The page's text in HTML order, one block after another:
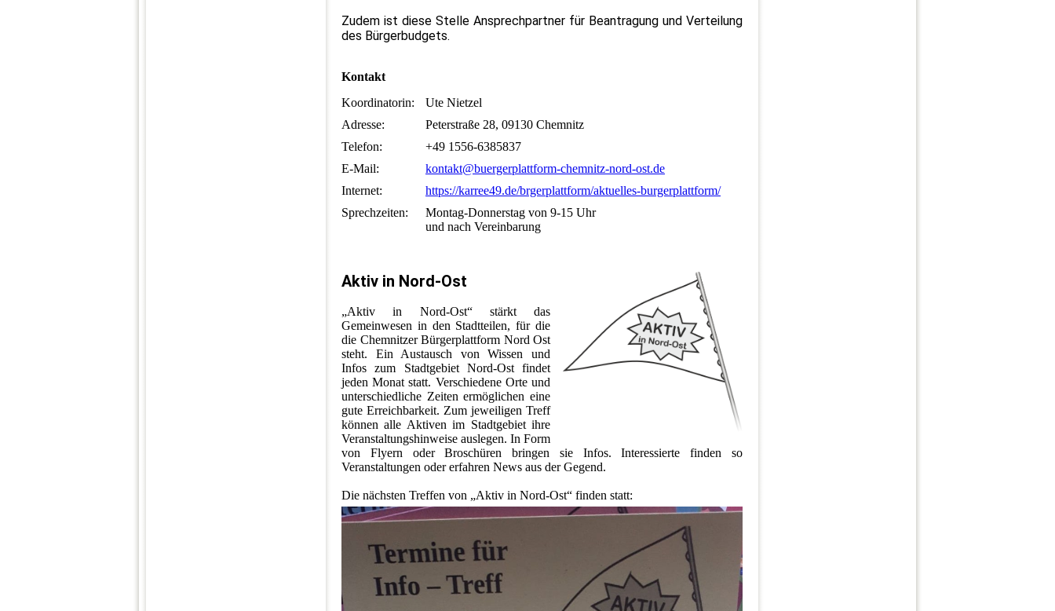
Zudem ist diese Stelle Ansprechpartner für Beantragung und Verteilung
des Bürgerbudgets.
Kontakt
Koordinatorin:
Ute Nietzel
Adresse:
Peterstraße 28, 09130 Chemnitz
Telefon:
+49 1556-6385837
E-Mail:
kontakt@buergerplattform-chemnitz-nord-ost.de
Internet:
https://karree49.de/brgerplattform/aktuelles-burgerplattform/
Sprechzeiten:
Montag-Donnerstag von 9-15 Uhr
und nach Vereinbarung
Aktiv in Nord-Ost
„Aktiv in Nord-Ost“ stärkt das
Gemeinwesen in den Stadtteilen, für die
die Chemnitzer Bürgerplattform Nord Ost
steht. Ein Austausch von Wissen und
Infos zum Stadtgebiet Nord-Ost findet
jeden Monat statt. Verschiedene Orte und
unterschiedliche Zeiten ermöglichen eine
gute Erreichbarkeit. Zum jeweiligen Treff
können alle Aktiven im Stadtgebiet ihre
Veranstaltungshinweise auslegen. In Form
von Flyern oder Broschüren bringen sie Infos. Interessierte finden so
Veranstaltungen oder erfahren News aus der Gegend.
Die nächsten Treffen von „Aktiv in Nord-Ost“ finden statt: